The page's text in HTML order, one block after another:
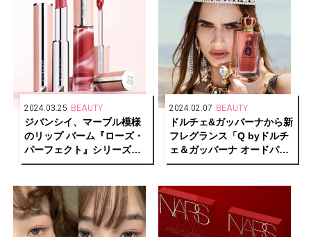
2024.03.25 BEAUTY
ジバンシイ、マーブル模様
のリップ バーム『ローズ・
パーフェクト』シリーズか
ら春らしいブルーミングカ
2024.02.07 BEAUTY
ドルチェ&ガッバーナから新
フレグランス「Q byドルチ
ェ＆ガッバーナ オードパル
ファム」が誕生